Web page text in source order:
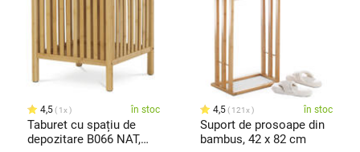
4,5 1x în stoc
Taburet cu spațiu de
depozitare B066 NAT,
4,5 121x în stoc
Suport de prosoape din
bambus, 42 x 82 cm